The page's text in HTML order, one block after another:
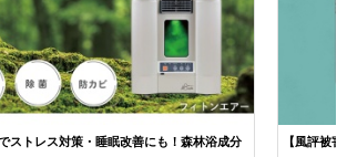
ストレス対策・睡眠改善にも！森林浴成分
【風評被